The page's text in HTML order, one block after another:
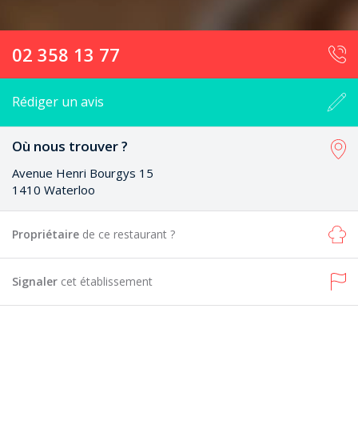
02 358 13 77
Rédiger un avis
Où nous trouver ?
Avenue Henri Bourgys 15
1410 Waterloo
Propriétaire de ce restaurant ?
Signaler cet établissement